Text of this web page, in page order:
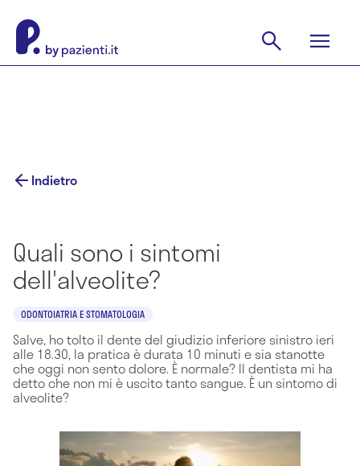
Indietro
Quali sono i sintomi
dell'alveolite?
ODONTOIATRIA E STOMATOLOGIA
Salve, ho tolto il dente del giudizio inferiore sinistro ieri
alle 18.30, la pratica è durata 10 minuti e sia stanotte
che oggi non sento dolore. È normale? Il dentista mi ha
detto che non mi è uscito tanto sangue. È un sintomo di
alveolite?